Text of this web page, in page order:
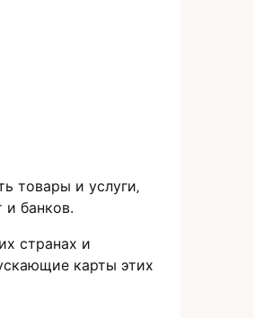
товары и услуги‚
и банков.​
странах и
кaрты этих